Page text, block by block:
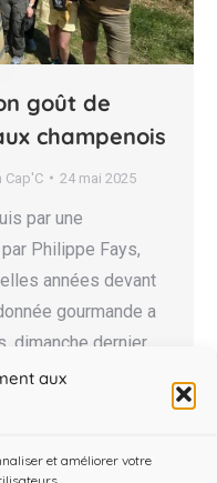
aux
et améliorer votre
goût de
champenois
Cap'C 24 mai 2025
par une
Philippe Fays,
années devant
gourmande a
dimanche dernier,
des locaux
Avec près de